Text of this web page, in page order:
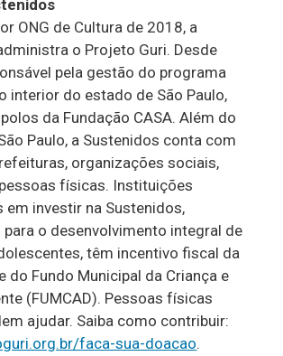
ONG de Cultura de 2018, a
o Projeto Guri. Desde
pela gestão do programa
interior do estado de São Paulo,
da Fundação CASA. Além do
Paulo, a Sustenidos conta com
organizações sociais,
físicas. Instituições
em investir na Sustenidos,
o desenvolvimento integral de
têm incentivo fiscal da
do Fundo Municipal da Criança e
(FUMCAD). Pessoas físicas
ajudar. Saiba como contribuir:
faca-sua-doacao.